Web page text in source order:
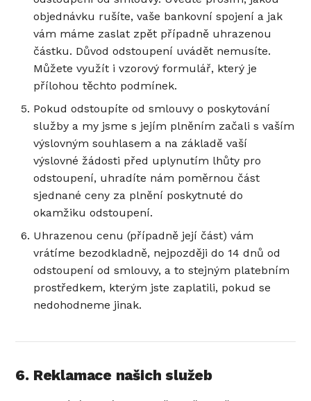
objednávku rušíte, vaše bankovní spojení a jak
vám máme zaslat zpět případně uhrazenou
částku. Důvod odstoupení uvádět nemusíte.
Můžete využít i vzorový formulář, který je
přílohou těchto podmínek.
Pokud odstoupíte od smlouvy o poskytování
služby a my jsme s jejím plněním začali s vaším
výslovným souhlasem a na základě vaší
výslovné žádosti před uplynutím lhůty pro
odstoupení, uhradíte nám poměrnou část
sjednané ceny za plnění poskytnuté do
okamžiku odstoupení.
Uhrazenou cenu (případně její část) vám
vrátíme bezodkladně, nejpozději do 14 dnů od
odstoupení od smlouvy, a to stejným platebním
prostředkem, kterým jste zaplatili, pokud se
nedohodneme jinak.
6. Reklamace našich služeb